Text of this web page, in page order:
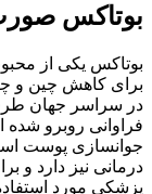
بوتاکس
بوتاکس یکی از
برای کاهش چین و
در سراسر جهان
فراوانی روبرو
جوانسازی پوست است
درمانی نیز دارد و
پزشکی مورد